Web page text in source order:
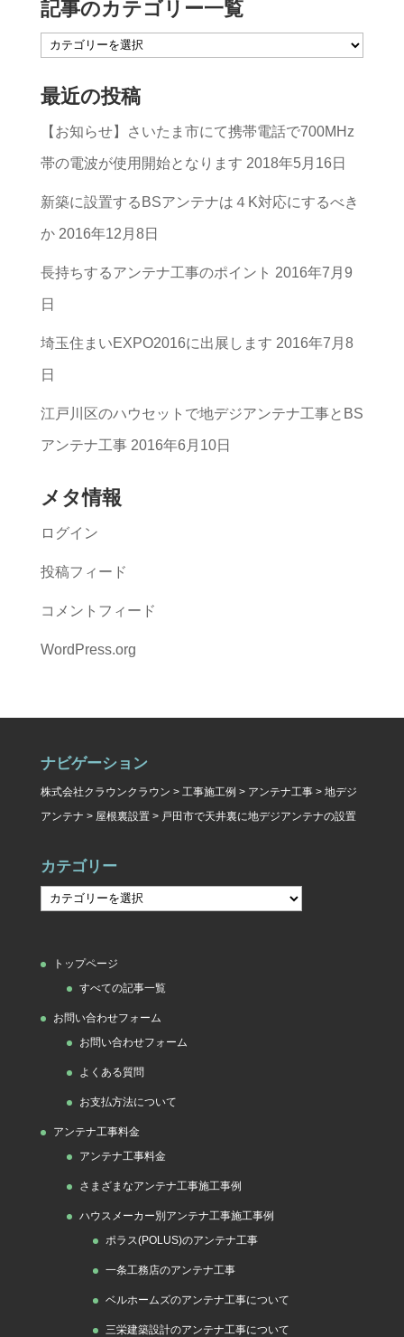
記事のカテゴリー一覧
記
の
カ
テ
ゴ
リ
ー
一
最近の投稿
【お知らせ】さいたま市にて携帯電話で700MHz
帯の電波が使用開始となります 2018年5月16日
新築に設置するBSアンテナは４K対応にするべき
か 2016年12月8日
長持ちするアンテナ工事のポイント 2016年7月9
日
埼玉住まいEXPO2016に出展します 2016年7月8
日
江戸川区のハウセットで地デジアンテナ工事とBS
アンテナ工事 2016年6月10日
メタ情報
ログイン
投稿フィード
コメントフィード
WordPress.org
ナビゲーション
株式会社クラウンクラウン > 工事施工例 > アンテナ工事> 地デジ
アンテナ > 屋根裏設置> 戸田市で天井裏に地デジアンテナの設置
カテゴリー
リ
トップページ
すべての記事一覧
お問い合わせフォーム
お問い合わせフォーム
よくある質問
お支払方法について
アンテナ工事料金
アンテナ工事料金
さまざまなアンテナ工事施工事例
ハウスメーカー別アンテナ工事施工事例
ポラス(POLUS)のアンテナ工事
一条工務店のアンテナ工事
ベルホームズのアンテナ工事について
三栄建築設計のアンテナ工事について